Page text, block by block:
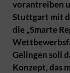
vorantreiben
Stuttgart mit
die „Smarte
Gelingen soll
Konzept, das